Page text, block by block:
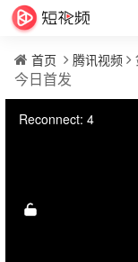
首页 腾讯视频
今日首发